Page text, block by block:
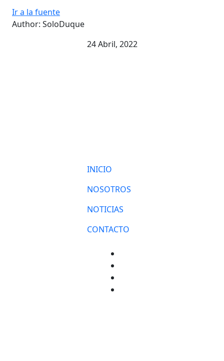
Ir a la fuente
Author: SoloDuque
24 Abril, 2022
INICIO
NOSOTROS
NOTICIAS
CONTACTO